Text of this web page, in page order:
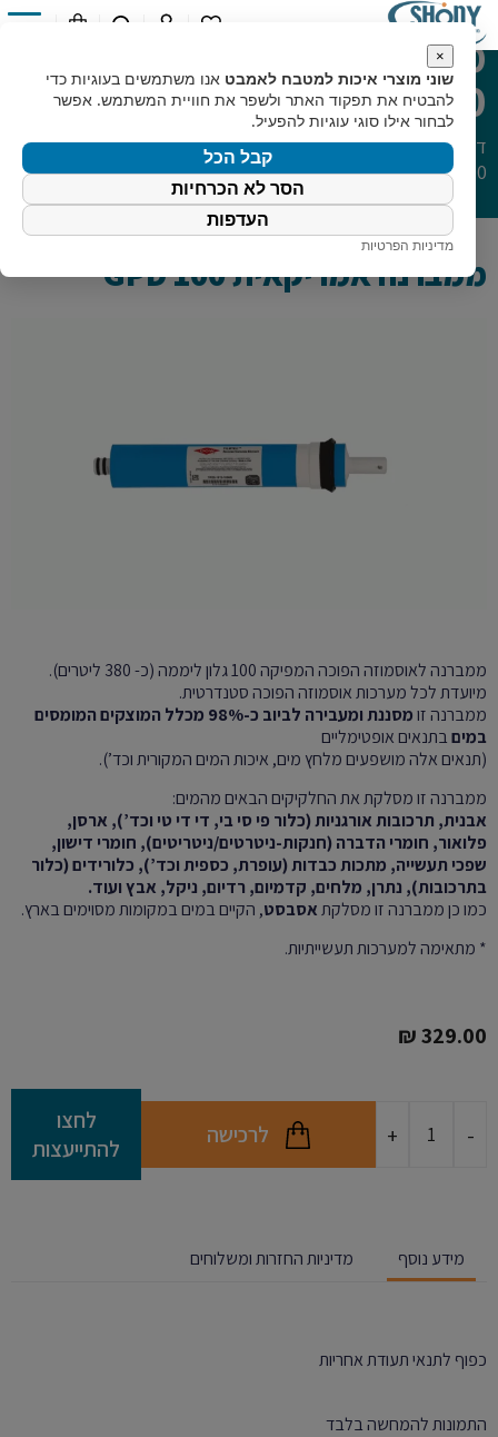
100
דף הבית»קטלוג מוצרים»כללי»סנני מים»ממברנה אמריקאית
GPD 100
ממברנה אמריקאית GPD 100
ממברנה לאוסמוזה הפוכה המפיקה 100 גלון ליממה (כ- 380 ליטרים).
מיועדת לכל מערכות אוסמוזה הפוכה סטנדרטית.
ממברנה זו
מסננת ומעבירה לביוב כ-98% מכלל המוצקים המומסים
במיםבתנאים אופטימליים
(תנאים אלה מושפעים מלחץ מים, איכות המים המקורית וכד’).
ממברנה זו מסלקת את החלקיקים הבאים מהמים:
אבנית, תרכובות אורגניות (כלור פי סי בי, די די טי וכד’), ארסן,
פלואור, חומרי הדברה (חנקות-ניטרטים/ניטריטים), חומרי דישון,
שפכי תעשייה, מתכות כבדות (עופרת, כספית וכד’), כלורידים (כלור
בתרכובות), נתרן, מלחים, קדמיום, רדיום, ניקל, אבץ ועוד.
כמו כן ממברנה זו מסלקתאסבסט, הקיים במים במקומות מסוימים בארץ.
* מתאימה למערכות תעשייתיות.
329.00
₪
-
של
+ לרכישה
לחצו
להתייעצות
מידע נוסף מדיניות החזרות ומשלוחים
כפוף לתנאי תעודת אחריות
התמונות להמחשה בלבד
×
שוני מוצרי איכות למטבח לאמבט אנו משתמשים בעוגיות כדי
להבטיח את תפקוד האתר ולשפר את חוויית המשתמש. אפשר
לבחור אילו סוגי עוגיות להפעיל.
קבל הכל
הסר לא הכרחיות
העדפות
מדיניות הפרטיות